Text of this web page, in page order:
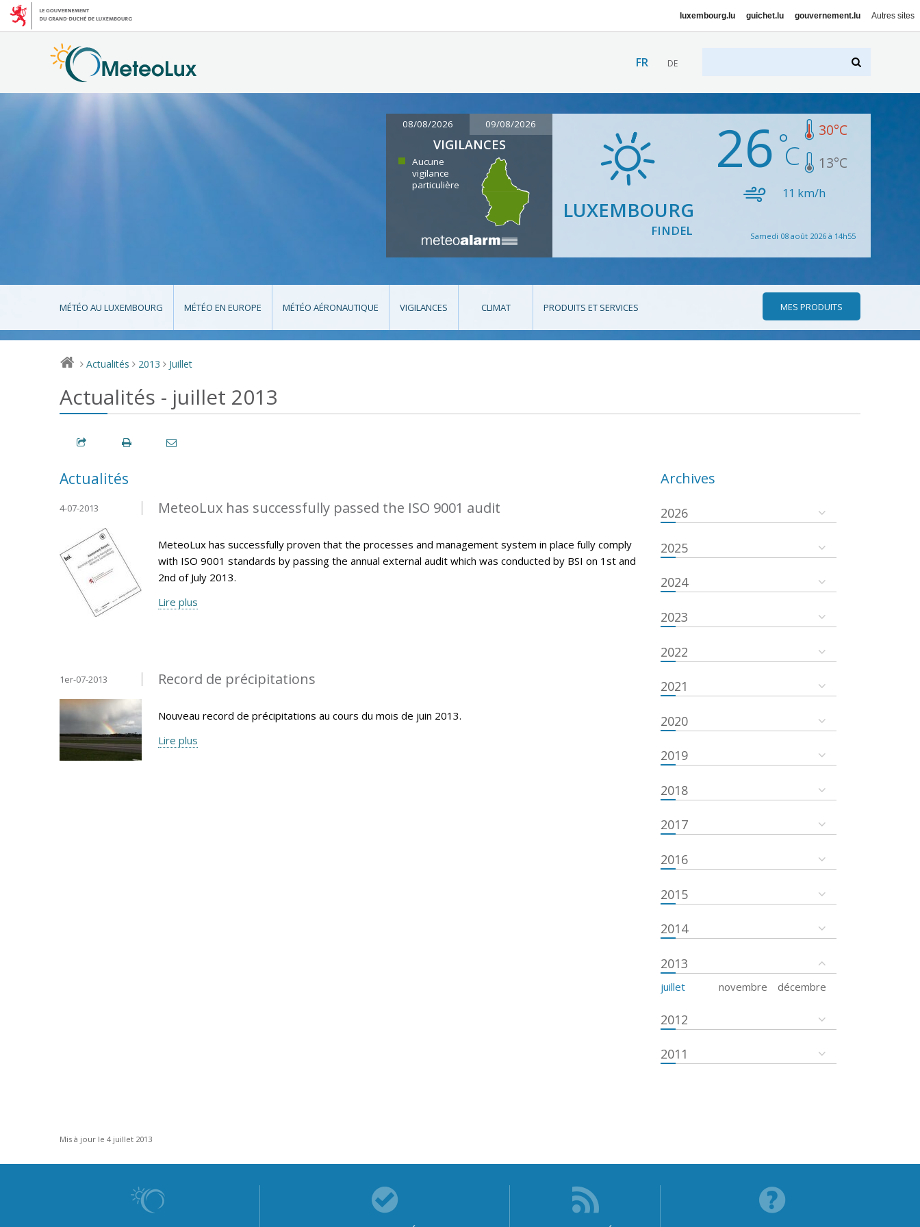
luxembourg.lu guichet.lu gouvernement.lu Autres sites
FR DE
08/08/2026 09/08/2026
VIGILANCES
Aucune
vigilance
particulière
LUXEMBOURG
FINDEL
26 30°C
13°C
11 km/h
Samedi 08 août 2026 à 14h55
MÉTÉO AU LUXEMBOURG MÉTÉO EN EUROPE MÉTÉO AÉRONAUTIQUE VIGILANCES CLIMAT PRODUITS ET SERVICES MES PRODUITS
> Actualités > 2013 > Juillet
Actualités - juillet 2013
Actualités
MeteoLux has successfully passed the ISO 9001 audit
4-07-2013
MeteoLux has successfully proven that the processes and management system in place fully comply
with ISO 9001 standards by passing the annual external audit which was conducted by BSI on 1st and
2nd of July 2013.
Lire plus
Record de précipitations
1er-07-2013
Nouveau record de précipitations au cours du mois de juin 2013.
Lire plus
Archives
2026
2025
2024
2023
2022
2021
2020
2019
2018
2017
2016
2015
2014
2013
juillet novembre décembre
2012
2011
Mis à jour le 4 juillet 2013